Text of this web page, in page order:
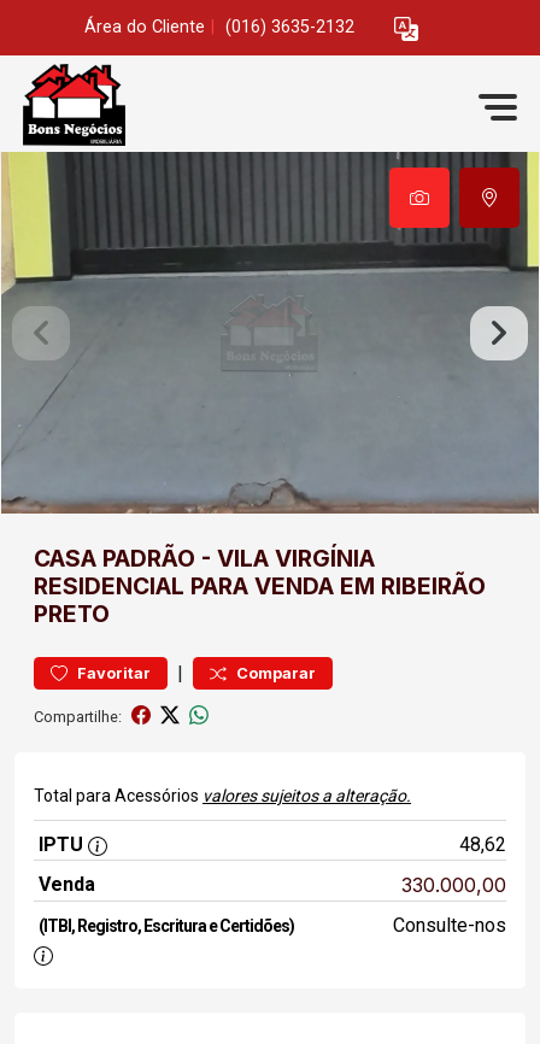
Área do Cliente (016) 3635-2132
CASA PADRÃO - VILA VIRGÍNIA
RESIDENCIAL PARA VENDA EM RIBEIRÃO
PRETO
Favoritar | Comparar
Compartilhe:
Total para Acessórios valores sujeitos a alteração.
IPTU
48,62
Venda
330.000,00
(ITBI, Registro, Escritura e Certidões) Consulte-nos